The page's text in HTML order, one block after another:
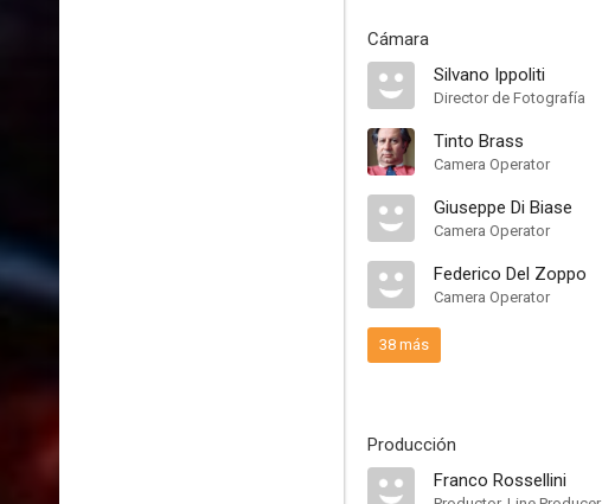
Cámara
Silvano Ippoliti
Director de Fotografía
Tinto Brass
Camera Operator
Giuseppe Di Biase
Camera Operator
Federico Del Zoppo
Camera Operator
38 más
Producción
Franco Rossellini